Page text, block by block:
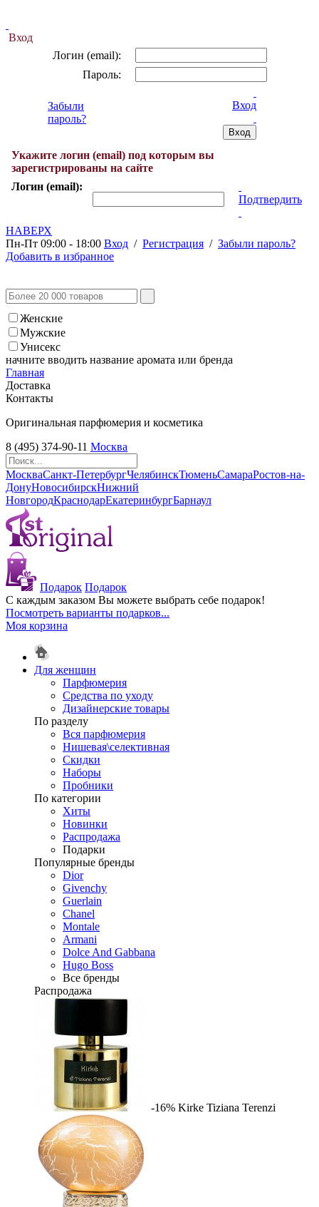
Вход
Логин (email):
Пароль:
Забыли
пароль?
Вход
Укажите логин (email) под которым вы
зарегистрированы на сайте
Логин (email):
Подтвердить
НАВЕРХ
Пн-Пт 09:00 - 18:00 Вход / Регистрация / Забыли пароль?
Добавить в избранное
Женские
Мужские
Унисекс
начните вводить название аромата или бренда
Главная
Доставка
Контакты
Оригинальная парфюмерия и косметика
8 (495) 374-90-11 Москва
МоскваСанкт-ПетербургЧелябинскТюменьСамараРостов-на-
ДонуНовосибирскНижний
НовгородКраснодарЕкатеринбургБарнаул
Подарок Подарок
С каждым заказом Вы можете выбрать себе подарок!
Посмотреть варианты подарков...
Моя корзина
Для женщин
Парфюмерия
Средства по уходу
Дизайнерские товары
По разделу
Вся парфюмерия
Нишевая\селективная
Скидки
Наборы
Пробники
По категории
Хиты
Новинки
Распродажа
Подарки
Популярные бренды
Dior
Givenchy
Guerlain
Chanel
Montale
Armani
Dolce And Gabbana
Hugo Boss
Все бренды
Распродажа
-16% Kirke Tiziana Terenzi